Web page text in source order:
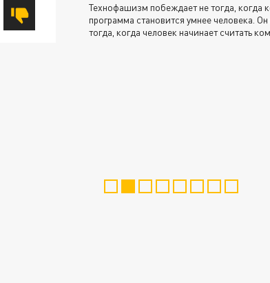
Технофашизм побеждает не тогда, когда
программа становится умнее человека.
тогда, когда человек начинает считать